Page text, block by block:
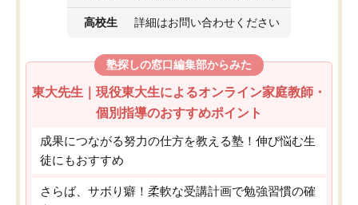
高校生 詳細はお問い合わせください
塾探しの窓口編集部からみた
東大先生｜現役東大生によるオンライン家庭教師・
個別指導のおすすめポイント
成果につながる努力の仕方を教える塾！伸び悩む生
徒にもおすすめ
さらば、サボり癖！柔軟な受講計画で勉強習慣の確